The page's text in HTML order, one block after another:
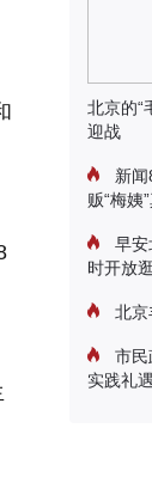
北京的“
迎战
新
贩“梅姨
早安
时开放
北京
市民
实践礼